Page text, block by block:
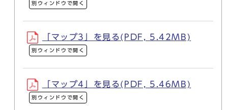
別ウィンドウで開く
「マップ3」を見る(PDF, 5.42MB)
別ウィンドウで開く
「マップ4」を見る(PDF, 5.46MB)
別ウィンドウで開く